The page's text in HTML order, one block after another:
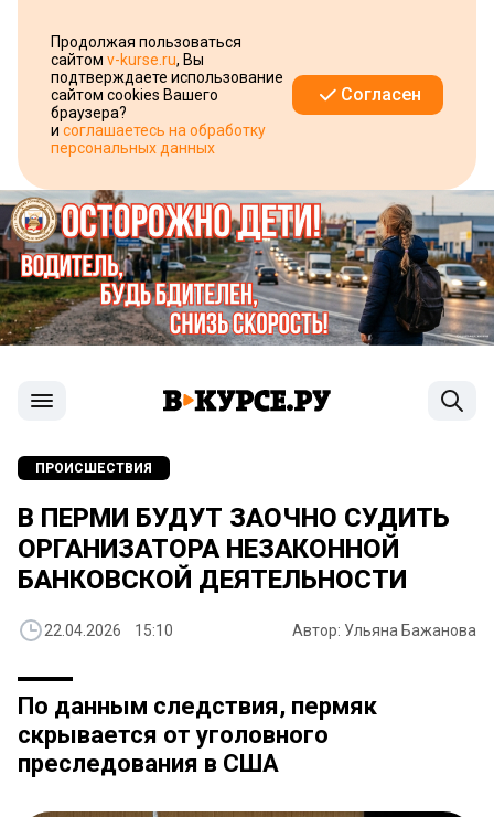
Продолжая пользоваться
сайтом v-kurse.ru, Вы
подтверждаете использование
сайтом cookies Вашего
браузера?
и соглашаетесь на обработку
персональных данных
Согласен
ПРОИСШЕСТВИЯ
В ПЕРМИ БУДУТ ЗАОЧНО СУДИТЬ
ОРГАНИЗАТОРА НЕЗАКОННОЙ
БАНКОВСКОЙ ДЕЯТЕЛЬНОСТИ
22.04.2026 15:10 Автор: Ульяна Бажанова
По данным следствия, пермяк
скрывается от уголовного
преследования в США